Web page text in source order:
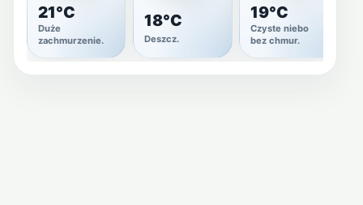
21°C
Duże
zachmurzenie.
18°C
Deszcz.
19°C
Czyste niebo
bez chmur.